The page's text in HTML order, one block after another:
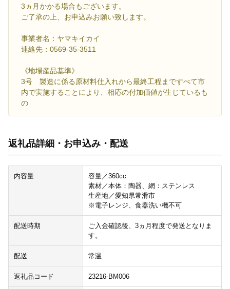
3ヵ月かかる場合もございます。
ご了承の上、お申込みお願い致します。
事業者名：ヤマキイカイ
連絡先：0569-35-3511
《地場産品基準》
3号 製造に係る原材料仕入れから最終工程まですべて市
内で実施することにより、相応の付加価値が生じているも
の
返礼品詳細・お申込み・配送
内容量
容量／360cc
素材／本体：陶器、網：ステンレス
生産地／愛知県常滑市
※電子レンジ、食器洗い機不可
配送時期
ご入金確認後、3ヵ月程度で発送となりま
す。
配送 常温
返礼品コード 23216-BM006